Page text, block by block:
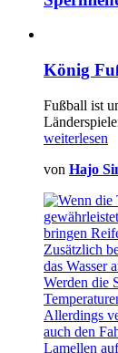
König
Fußball ist
weiterlesen
von Hajo